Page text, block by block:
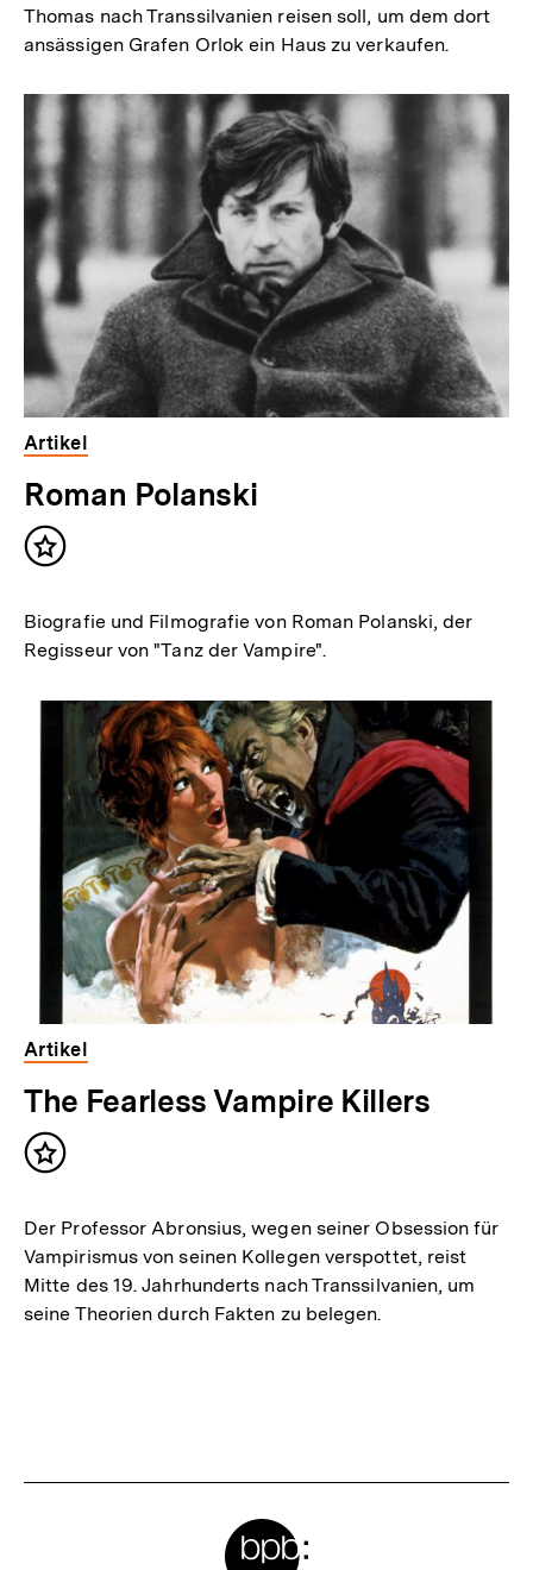
Thomas nach Transsilvanien reisen soll, um dem dort
ansässigen Grafen Orlok ein Haus zu verkaufen.
Artikel
Roman Polanski
Inhalt
Biografie und Filmografie von Roman Polanski, der
Regisseur von "Tanz der Vampire".
Artikel
The Fearless Vampire Killers
Inhalt
Der Professor Abronsius, wegen seiner Obsession für
Vampirismus von seinen Kollegen verspottet, reist
Mitte des 19. Jahrhunderts nach Transsilvanien, um
seine Theorien durch Fakten zu belegen.